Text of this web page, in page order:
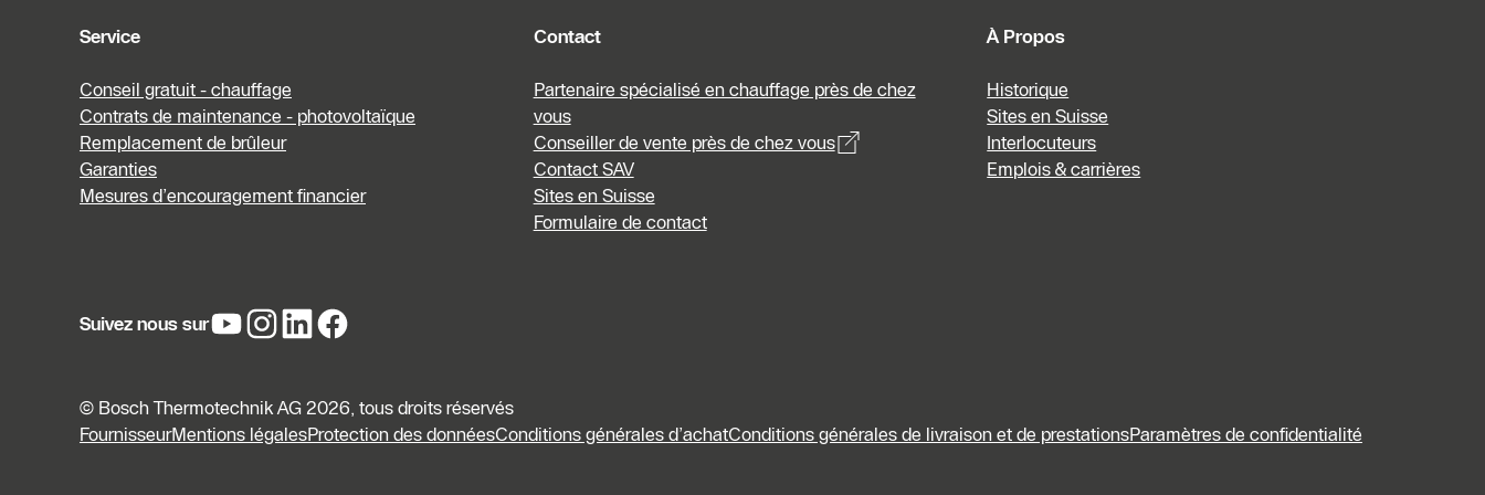
Service
Conseil gratuit - chauffage
Contrats de maintenance - photovoltaïque
Remplacement de brûleur
Garanties
Mesures d’encouragement financier
Contact
Partenaire spécialisé en chauffage près de chez
vous
Conseiller de vente près de chez vous
Contact SAV
Sites en Suisse
Formulaire de contact
À Propos
Historique
Sites en Suisse
Interlocuteurs
Emplois & carrières
Suivez nous sur
© Bosch Thermotechnik AG 2026, tous droits réservés
FournisseurMentions légalesProtection des donnéesConditions générales d’achatConditions générales de livraison et de prestationsParamètres de confidentialité